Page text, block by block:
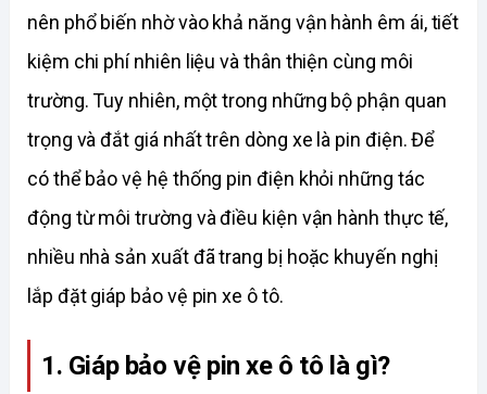
nên phổ biến nhờ vào khả năng vận hành êm ái, tiết
kiệm chi phí nhiên liệu và thân thiện cùng môi
trường. Tuy nhiên, một trong những bộ phận quan
trọng và đắt giá nhất trên dòng xe là pin điện. Để
có thể bảo vệ hệ thống pin điện khỏi những tác
động từ môi trường và điều kiện vận hành thực tế,
nhiều nhà sản xuất đã trang bị hoặc khuyến nghị
lắp đặt giáp bảo vệ pin xe ô tô.
1. Giáp bảo vệ pin xe ô tô là gì?